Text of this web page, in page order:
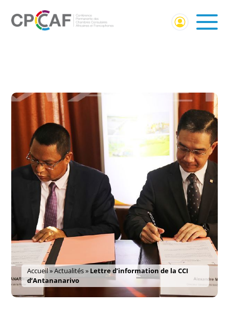
Accueil»Actualités» Lettre d’information de la CCI
d’Antananarivo